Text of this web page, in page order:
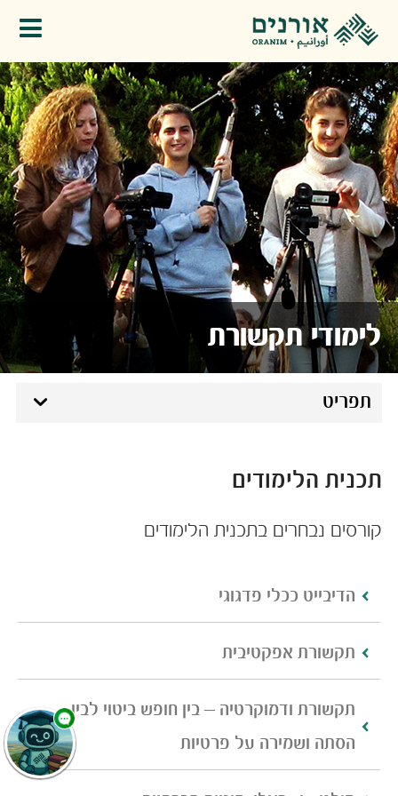
לימודי תקשורת
תפריט
תכנית הלימודים
קורסים נבחרים בתכנית הלימודים
הדיבייט ככלי פדגוגי
תקשורת אפקטיבית
תקשורת ודמוקרטיה – בין חופש ביטוי לבין
הסתה ושמירה על פרטיות